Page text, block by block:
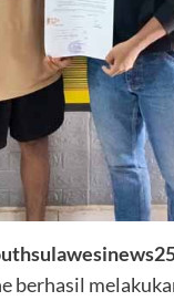
berhasil